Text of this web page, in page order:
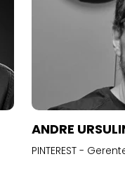
ANDRE
PINTEREST -